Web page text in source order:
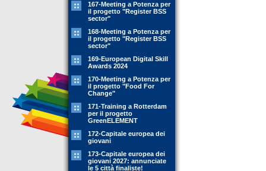
167-Meeting a Potenza per
il progetto "Register BSS
sector"
168-Meeting a Potenza per
il progetto "Register BSS
sector"
169-European Digital Skill
Awards 2024
170-Meeting a Potenza per
il progetto "Food For
Change"
171-Training a Rotterdam
per il progetto
GreenELEMENT
172-Capitale europea dei
giovani
173-Capitale europea dei
giovani 2027: annunciate
le 5 città finaliste!